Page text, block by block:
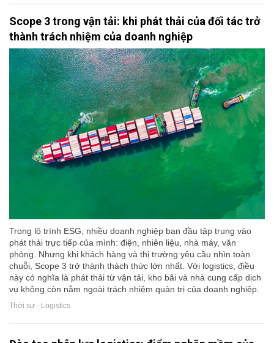
Scope 3 trong vận tải: khi phát thải của đối tác trở
thành trách nhiệm của doanh nghiệp
Trong lộ trình ESG, nhiều doanh nghiệp ban đầu tập trung vào
phát thải trực tiếp của mình: điện, nhiên liệu, nhà máy, văn
phòng. Nhưng khi khách hàng và thị trường yêu cầu nhìn toàn
chuỗi, Scope 3 trở thành thách thức lớn nhất. Với logistics, điều
này có nghĩa là phát thải từ vận tải, kho bãi và nhà cung cấp dịch
vụ không còn nằm ngoài trách nhiệm quản trị của doanh nghiệp.
Thời sự - Logistics